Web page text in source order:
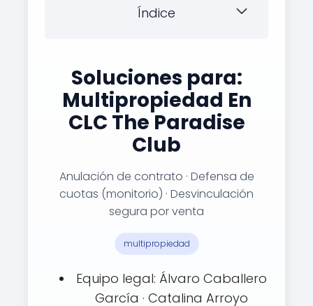
Índice
Soluciones para:
Multipropiedad En
CLC The Paradise
Club
Anulación de contrato · Defensa de
cuotas (monitorio) · Desvinculación
segura por venta
multipropiedad
Equipo legal: Álvaro Caballero
García · Catalina Arroyo